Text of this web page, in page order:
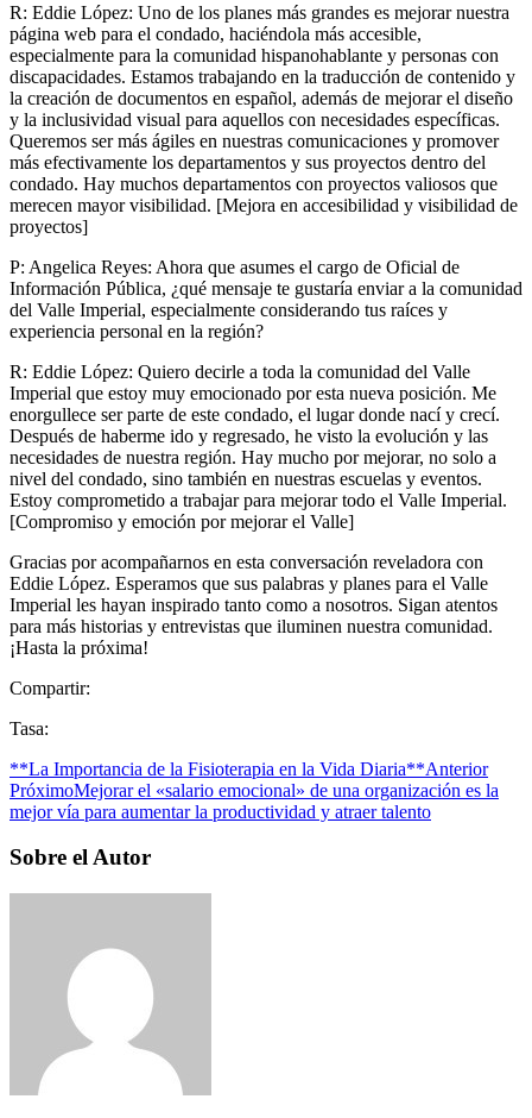
R: Eddie López: Uno de los planes más grandes es mejorar nuestra
página web para el condado, haciéndola más accesible,
especialmente para la comunidad hispanohablante y personas con
discapacidades. Estamos trabajando en la traducción de contenido y
la creación de documentos en español, además de mejorar el diseño
y la inclusividad visual para aquellos con necesidades específicas.
Queremos ser más ágiles en nuestras comunicaciones y promover
más efectivamente los departamentos y sus proyectos dentro del
condado. Hay muchos departamentos con proyectos valiosos que
merecen mayor visibilidad. [Mejora en accesibilidad y visibilidad de
proyectos]
P: Angelica Reyes: Ahora que asumes el cargo de Oficial de
Información Pública, ¿qué mensaje te gustaría enviar a la comunidad
del Valle Imperial, especialmente considerando tus raíces y
experiencia personal en la región?
R: Eddie López: Quiero decirle a toda la comunidad del Valle
Imperial que estoy muy emocionado por esta nueva posición. Me
enorgullece ser parte de este condado, el lugar donde nací y crecí.
Después de haberme ido y regresado, he visto la evolución y las
necesidades de nuestra región. Hay mucho por mejorar, no solo a
nivel del condado, sino también en nuestras escuelas y eventos.
Estoy comprometido a trabajar para mejorar todo el Valle Imperial.
[Compromiso y emoción por mejorar el Valle]
Gracias por acompañarnos en esta conversación reveladora con
Eddie López. Esperamos que sus palabras y planes para el Valle
Imperial les hayan inspirado tanto como a nosotros. Sigan atentos
para más historias y entrevistas que iluminen nuestra comunidad.
¡Hasta la próxima!
Compartir:
Tasa:
**La Importancia de la Fisioterapia en la Vida Diaria**Anterior
PróximoMejorar el «salario emocional» de una organización es la
mejor vía para aumentar la productividad y atraer talento
Sobre el Autor